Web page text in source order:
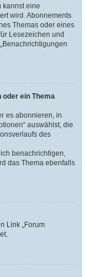
kannst eine
wird. Abonnements
Themas oder eines
Lesezeichen und
oder ein Thema
es abonnieren, in
auswählst, die
des
benachrichtigen,
das Thema ebenfalls
Link „Forum